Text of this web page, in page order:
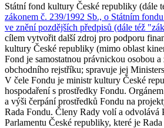
Státní fond kultury České republiky (dále
zákonem č. 239/1992 Sb., o Státním
ve znění pozdějších předpisů (dále též
cílem vytvořit další zdroj pro podporu
kultury České republiky (mimo oblast
Fond je samostatnou právnickou osobou a
obchodního rejstříku; spravuje jej
V čele Fondu je ministr kultury České
hospodaření s prostředky Fondu.
a výši čerpání prostředků Fondu na
Rada Fondu. Členy Rady volí a odvolává
Parlamentu České republiky, které je